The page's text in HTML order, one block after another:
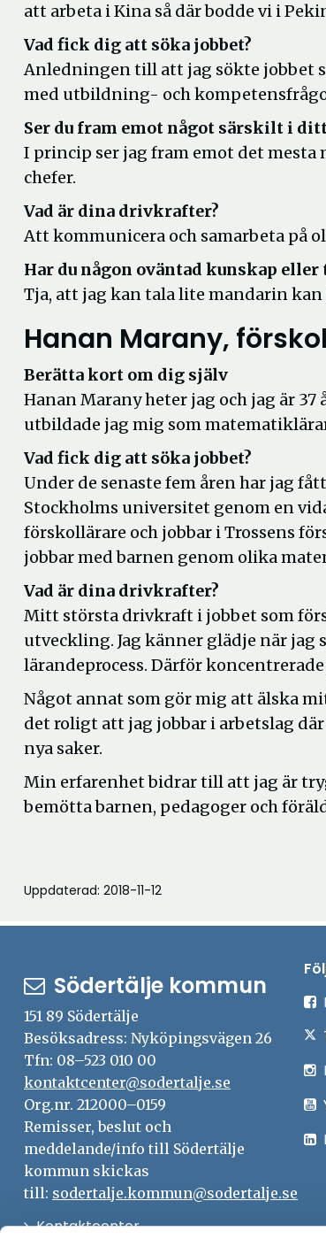
att arbeta i Kina så där bodde vi i
Vad fick dig att söka jobbet?
Anledningen till att jag sökte jobbet
med utbildning- och
Ser du fram emot något särskilt i
I princip ser jag fram emot det
chefer.
Vad är dina drivkrafter?
Att kommunicera och samarbeta på
Har du någon oväntad kunskap eller
Tja, att jag kan tala lite mandarin kan
Hanan Marany,
Berätta kort om dig själv
Hanan Marany heter jag och jag är
utbildade jag mig som
Vad fick dig att söka jobbet?
Under de senaste fem åren har jag
Stockholms universitet genom en
förskollärare och jobbar i Trossens
jobbar med barnen genom olika
Vad är dina drivkrafter?
Mitt största drivkraft i jobbet som
utveckling. Jag känner glädje när jag
lärandeprocess. Därför
Något annat som gör mig att älska
det roligt att jag jobbar i arbetslag
nya saker.
Min erfarenhet bidrar till att jag är
bemötta barnen, pedagoger och
Uppdaterad: 2018-11-12
Södertälje kommun
151 89 Södertälje
Besöksadress: Nyköpingsvägen 26
Tfn: 08–523 010 00
kontaktcenter@sodertalje.se
Org.nr. 212000–0159
Remisser, beslut och
meddelande/info till Södertälje
kommun skickas
till: sodertalje.kommun@sodertalje.se
KontaktcenterÖppna